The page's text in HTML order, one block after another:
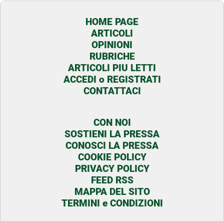
HOME PAGE
ARTICOLI
OPINIONI
RUBRICHE
ARTICOLI PIU LETTI
ACCEDI o REGISTRATI
CONTATTACI
CON NOI
SOSTIENI LA PRESSA
CONOSCI LA PRESSA
COOKIE POLICY
PRIVACY POLICY
FEED RSS
MAPPA DEL SITO
TERMINI e CONDIZIONI